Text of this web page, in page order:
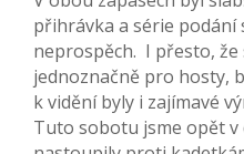
přihrávka a série
neprospěch. I přesto,
jednoznačně pro hosty,
k vidění byly i zajímavé
Tuto sobotu jsme opět